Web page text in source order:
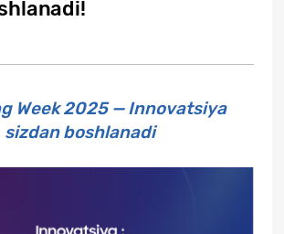
Week 2025 — Innovatsiya
sizdan boshlanadi